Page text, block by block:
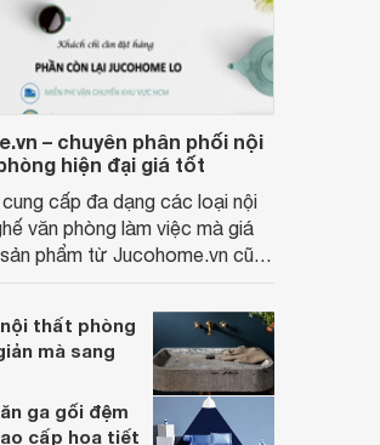
Đèn led panel đa năng 18W
DGC0184 Duhal
Giá từ 403.260 đ
– chuyên phân phối nội
hiện đại giá tốt
cấp đa dạng các loại nội
văn phòng làm việc mà giá
phẩm từ Jucohome.vn cũng
thất phòng
mà sang
ga gối đệm
cấp họa tiết